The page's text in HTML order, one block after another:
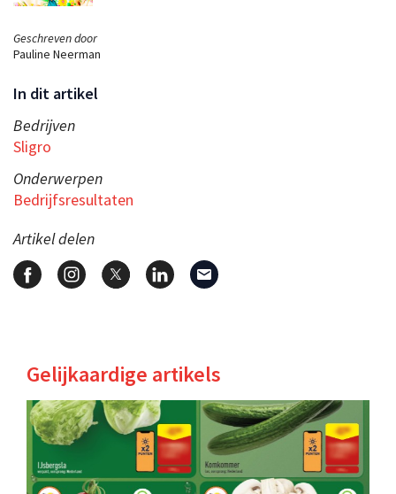
Geschreven door
Pauline Neerman
In dit artikel
Bedrijven
Sligro
Onderwerpen
Bedrijfsresultaten
Artikel delen
Gelijkaardige artikels